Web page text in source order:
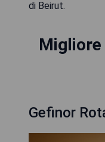
di Beirut.
Gefinor